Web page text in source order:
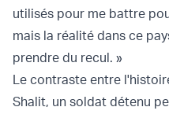
utilisés pour me battre
mais la réalité dans ce
prendre du recul. »
Le contraste entre
Shalit, un soldat détenu